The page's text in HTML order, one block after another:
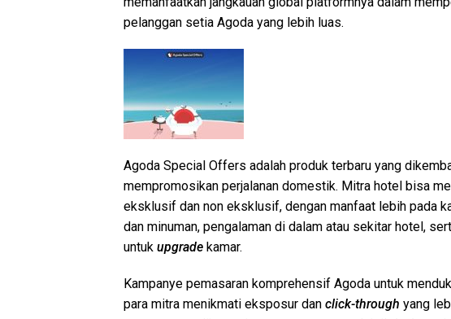
pelanggan setia Agoda yang lebih luas.
Agoda Special Offers adalah produk terbaru yang
mempromosikan perjalanan domestik. Mitra hotel bisa
eksklusif dan non eksklusif, dengan manfaat lebih pada
dan minuman, pengalaman di dalam atau sekitar hotel,
untuk upgrade kamar.
Kampanye pemasaran komprehensif Agoda untuk
para mitra menikmati eksposur dan click-through yang